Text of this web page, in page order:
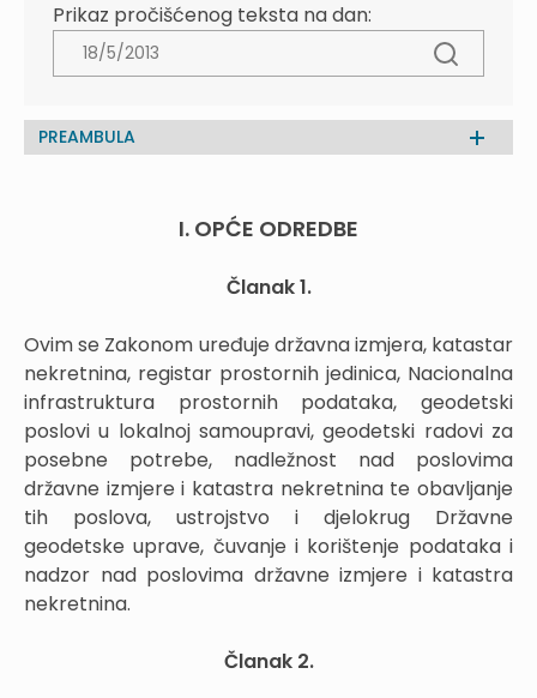
Prikaz pročišćenog teksta na dan:
PREAMBULA
I. OPĆE ODREDBE
Članak 1.
Ovim se Zakonom uređuje državna izmjera, katastar
nekretnina, registar prostornih jedinica, Nacionalna
infrastruktura prostornih podataka, geodetski
poslovi u lokalnoj samoupravi, geodetski radovi za
posebne potrebe, nadležnost nad poslovima
državne izmjere i katastra nekretnina te obavljanje
tih poslova, ustrojstvo i djelokrug Državne
geodetske uprave, čuvanje i korištenje podataka i
nadzor nad poslovima državne izmjere i katastra
nekretnina.
Članak 2.